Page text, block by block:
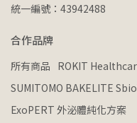
統一編號：43942488
合作品牌
所有商品 ROKIT
SUMITOMO BAKELITE
ExoPERT 外泌體純化方案